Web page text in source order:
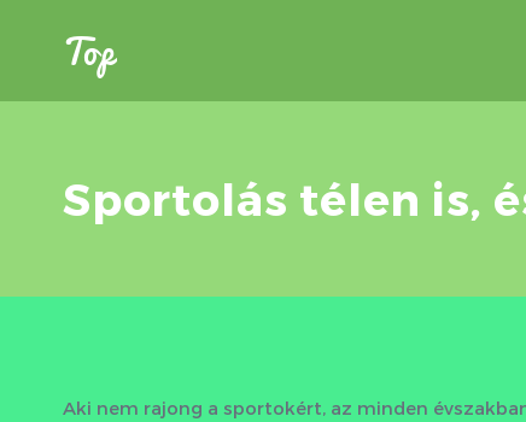
Top
Sportolás télen is,
Aki nem rajong a sportokért, az minden